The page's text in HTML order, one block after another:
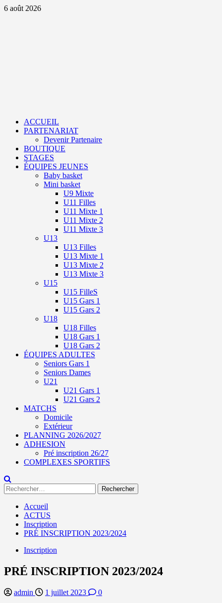
Aller
6 août 2026
ACCUEIL
PARTENARIAT
Devenir Partenaire
BOUTIQUE
STAGES
ÉQUIPES JEUNES
Baby basket
Mini basket
U9 Mixte
U11 Filles
U11 Mixte 1
U11 Mixte 2
U11 Mixte 3
U13
U13 Filles
U13 Mixte 1
U13 Mixte 2
U13 Mixte 3
U15
U15 FilleS
U15 Gars 1
U15 Gars 2
U18
U18 Filles
U18 Gars 1
U18 Gars 2
ÉQUIPES ADULTES
Seniors Gars 1
Seniors Dames
U21
U21 Gars 1
U21 Gars 2
MATCHS
Domicile
Extérieur
PLANNING 2026/2027
ADHESION
Pré inscription 26/27
COMPLEXES SPORTIFS
Rechercher :
Accueil
ACTUS
Inscription
PRÉ INSCRIPTION 2023/2024
Inscription
PRÉ INSCRIPTION 2023/2024
admin 1 juillet 2023
0